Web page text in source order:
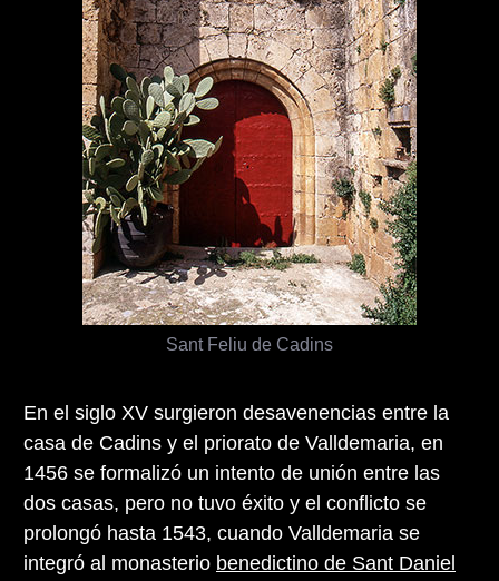
En el siglo XV surgieron desavenencias entre la
casa de Cadins y el priorato de Valldemaria, en
1456 se formalizó un intento de unión entre las
dos casas, pero no tuvo éxito y el conflicto se
prolongó hasta 1543, cuando Valldemaria se
integró al monasterio benedictino de Sant Daniel
Sant Feliu de Cadins